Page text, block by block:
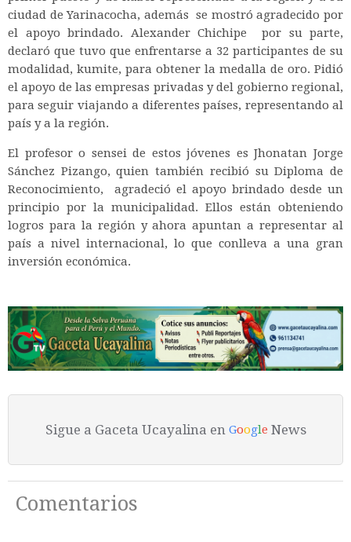
ciudad de Yarinacocha, además se mostró agradecido por
el apoyo brindado. Alexander Chichipe por su parte,
declaró que tuvo que enfrentarse a 32 participantes de su
modalidad, kumite, para obtener la medalla de oro. Pidió
el apoyo de las empresas privadas y del gobierno regional,
para seguir viajando a diferentes países, representando al
país y a la región.
El profesor o sensei de estos jóvenes es Jhonatan Jorge
Sánchez Pizango, quien también recibió su Diploma de
Reconocimiento, agradeció el apoyo brindado desde un
principio por la municipalidad. Ellos están obteniendo
logros para la región y ahora apuntan a representar al
país a nivel internacional, lo que conlleva a una gran
inversión económica.
Sigue a Gaceta Ucayalina en Google News
Comentarios